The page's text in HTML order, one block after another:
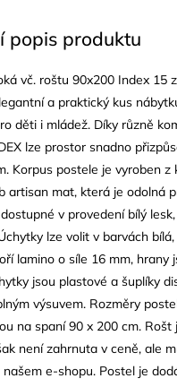
popis produktu
vč. roštu 90x200 Index 15
a praktický kus
děti i mládež. Díky různě
lze prostor snadno
Korpus postele je vyroben z
artisan mat, která je odolná
v provedení bílý lesk
lze volit v barvách
lamino o síle 16 mm, hrany
jsou plastové a šuplíky
výsuvem. Rozměry
na spaní 90 x 200 cm. Rošt
není zahrnuta v ceně, ale
našem e-shopu. Postel je